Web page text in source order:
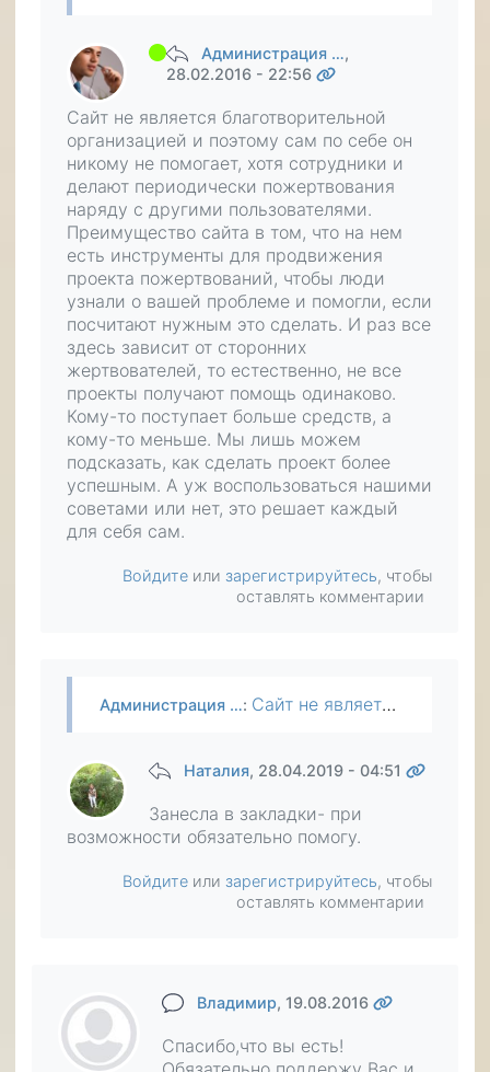
Администрация …,
28.02.2016 - 22:56
Сайт не является благотворительной
организацией и поэтому сам по себе он
никому не помогает, хотя сотрудники и
делают периодически пожертвования
наряду с другими пользователями.
Преимущество сайта в том, что на нем
есть инструменты для продвижения
проекта пожертвований, чтобы люди
узнали о вашей проблеме и помогли, если
посчитают нужным это сделать. И раз все
здесь зависит от сторонних
жертвователей, то естественно, не все
проекты получают помощь одинаково.
Кому-то поступает больше средств, а
кому-то меньше. Мы лишь можем
подсказать, как сделать проект более
успешным. А уж воспользоваться нашими
советами или нет, это решает каждый
для себя сам.
Войдите или зарегистрируйтесь, чтобы
оставлять комментарии
Администрация …: Сайт не является благотворительной организацией и поэтому сам по себе он никому не помогает, хотя сотрудники и делают периодически пожертвования наряду с другими пользователями. Преимущество сайта в…
Наталия, 28.04.2019 - 04:51
Занесла в закладки- при
возможности обязательно помогу.
Войдите или зарегистрируйтесь, чтобы
оставлять комментарии
Владимир, 19.08.2016
Спасибо,что вы есть!